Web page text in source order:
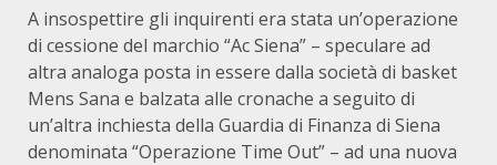
A insospettire gli inquirenti era stata un’operazione
di cessione del marchio “Ac Siena” – speculare ad
altra analoga posta in essere dalla società di basket
Mens Sana e balzata alle cronache a seguito di
un’altra inchiesta della Guardia di Finanza di Siena
denominata “Operazione Time Out” – ad una nuova